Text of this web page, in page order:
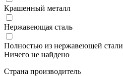
Крашенный металл
Нержавеющая сталь
Полностью из нержавеющей стали
Ничего не найдено
Страна производитель